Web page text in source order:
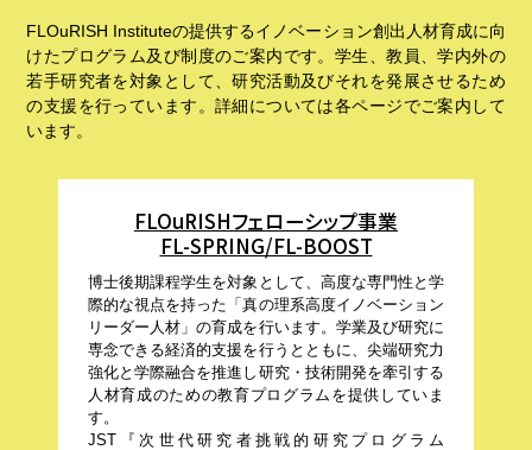
FLOuRISH Instituteの提供するイノベーション創出人材育成に向
けたプログラム及び制度のご案内です。学生、教員、学内外の
若手研究者を対象として、研究活動及びそれを発展させるため
の支援を行っています。詳細については各ページでご案内して
います。
FLOuRISHフェローシップ事業
FL-SPRING/FL-BOOST
博士後期課程学生を対象として、高度な専門性と学
際的な視点を持った「真の理系高度イノベーション
リーダー人材」の育成を行います。学業及び研究に
専念できる経済的支援を行うとともに、尖端研究力
強化と学際融合を推進し研究・技術開発を牽引する
人材育成のための教育プログラムを提供していま
す。
JST『次世代研究者挑戦的研究プログラム